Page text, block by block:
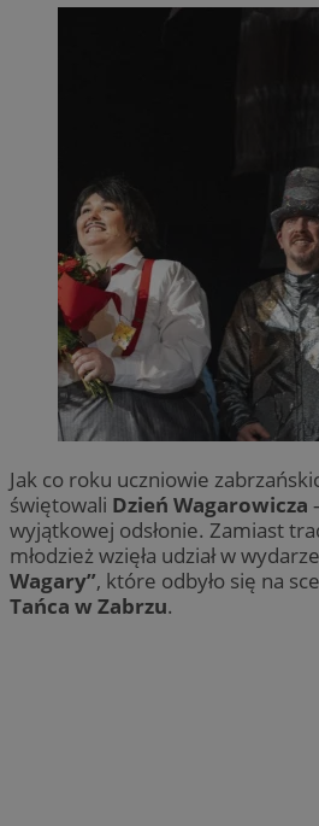
Jak co roku uczniowie
świętowali Dzień Wagarowicza
wyjątkowej odsłonie. Zamiast
młodzież wzięła udział w
Wagary”, które odbyło się na
Tańca w Zabrzu.